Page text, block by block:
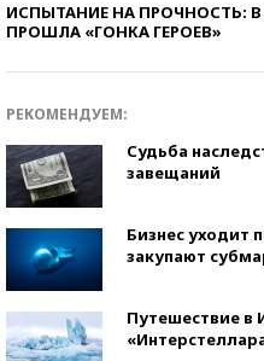
ИСПЫТАНИЕ НА ПРОЧНОСТЬ:
ПРОШЛА «ГОНКА ГЕРОЕВ»
РЕКОМЕНДУЕМ:
Судьба
завещаний
Бизнес уходит
закупают
Путешествие в